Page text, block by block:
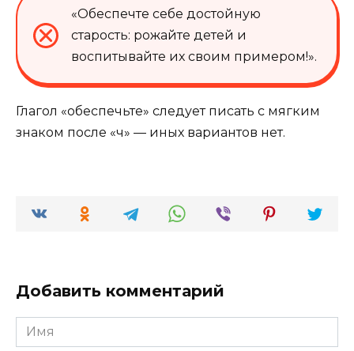
«Обеспечте себе достойную
старость: рожайте детей и
воспитывайте их своим примером!».
Глагол «обеспечьте» следует писать с мягким
знаком после «ч» — иных вариантов нет.
Добавить комментарий
Имя
*